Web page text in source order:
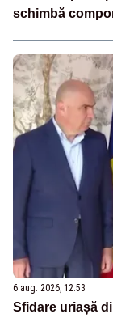
schimbă
6 aug. 2026, 12:53
Sfidare uriașă